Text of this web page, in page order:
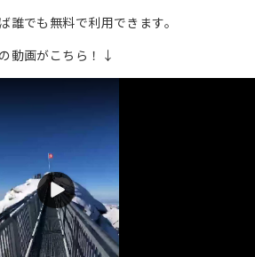
誰でも無料で利用できます。
動画がこちら！↓